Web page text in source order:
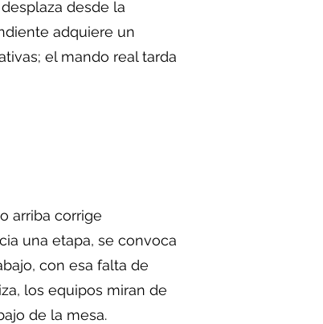
desde la
adquiere un
el mando real tarda
arriba corrige
una etapa, se convoca
con esa falta de
los equipos miran de
de la mesa.